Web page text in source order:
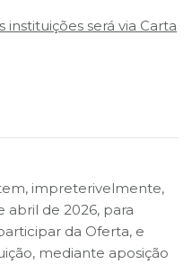
instituições será via Carta
impreterivelmente,
abril de 2026, para
da Oferta, e
mediante aposição